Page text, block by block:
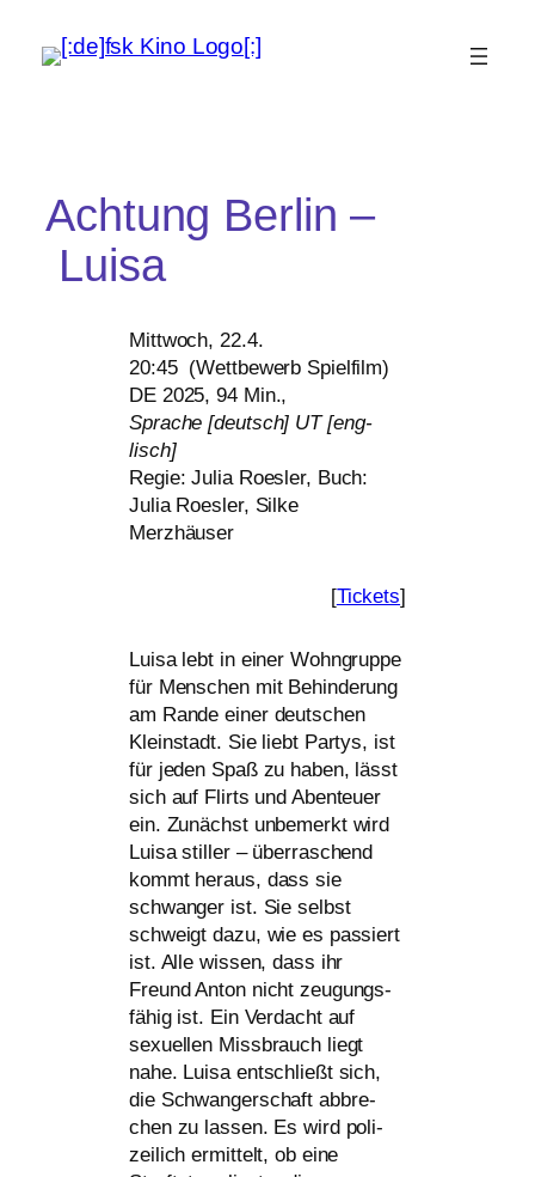
Achtung Berlin –
Luisa
Mittwoch, 22.4.
20:45 (Wettbewerb Spielfilm)
DE2025, 94 Min.,
Sprache [deutsch] UT[eng­
lisch]
Regie: Julia Roesler, Buch:
Julia Roesler, Silke
Merzhäuser
[Tickets]
Luisa lebt in einer Wohngruppe
für Menschen mit Behinderung
am Rande einer deut­schen
Kleinstadt. Sie liebt Partys, ist
für jeden Spaß zu haben, lässt
sich auf Flirts und Abenteuer
ein. Zunächst unbe­merkt wird
Luisa stil­ler – über­ra­schend
kommt her­aus, dass sie
schwan­ger ist. Sie selbst
schweigt dazu, wie es pas­siert
ist. Alle wis­sen, dass ihr
Freund Anton nicht zeu­gungs­
fä­hig ist. Ein Verdacht auf
sexu­el­len Missbrauch liegt
nahe. Luisa ent­schließt sich,
die Schwangerschaft abbre­
chen zu las­sen. Es wird poli­
zei­lich ermit­telt, ob eine